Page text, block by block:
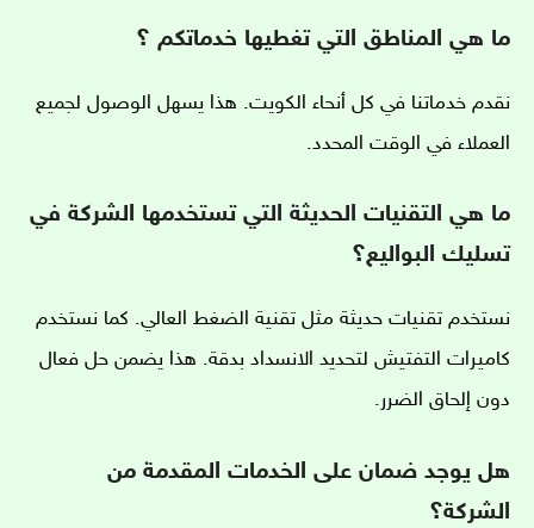
ما هي المناطق التي تغطيها خدماتكم ؟
نقدم خدماتنا في كل أنحاء الكويت. هذا يسهل الوصول لجميع
العملاء في الوقت المحدد.
ما هي التقنيات الحديثة التي تستخدمها الشركة في
تسليك البواليع؟
نستخدم تقنيات حديثة مثل تقنية الضغط العالي. كما نستخدم
كاميرات التفتيش لتحديد الانسداد بدقة. هذا يضمن حل فعال
دون إلحاق الضرر.
هل يوجد ضمان على الخدمات المقدمة من
الشركة؟